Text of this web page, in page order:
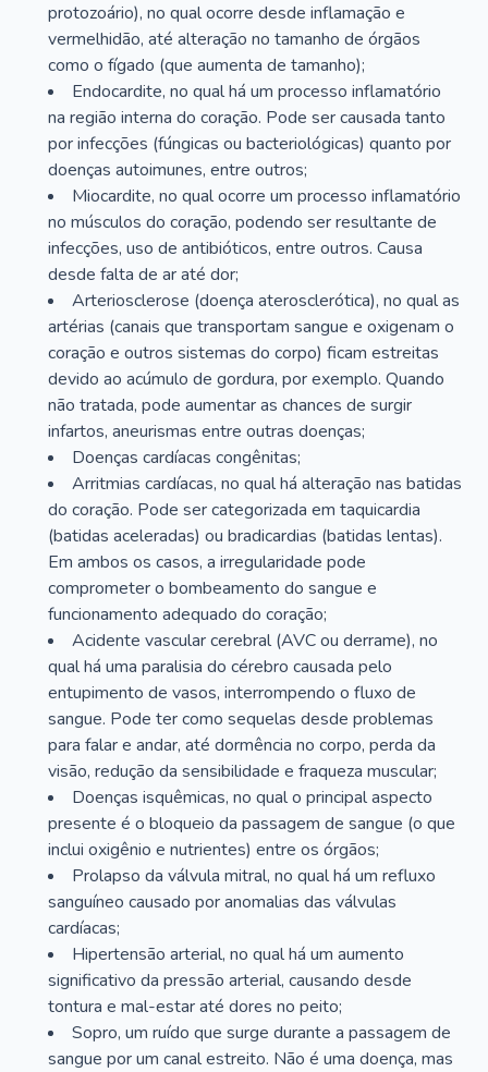
protozoário), no qual ocorre desde inflamação e
vermelhidão, até alteração no tamanho de órgãos
como o fígado (que aumenta de tamanho);
Endocardite, no qual há um processo inflamatório
na região interna do coração. Pode ser causada tanto
por infecções (fúngicas ou bacteriológicas) quanto por
doenças autoimunes, entre outros;
Miocardite, no qual ocorre um processo inflamatório
no músculos do coração, podendo ser resultante de
infecções, uso de antibióticos, entre outros. Causa
desde falta de ar até dor;
Arteriosclerose (doença aterosclerótica), no qual as
artérias (canais que transportam sangue e oxigenam o
coração e outros sistemas do corpo) ficam estreitas
devido ao acúmulo de gordura, por exemplo. Quando
não tratada, pode aumentar as chances de surgir
infartos, aneurismas entre outras doenças;
Doenças cardíacas congênitas;
Arritmias cardíacas, no qual há alteração nas batidas
do coração. Pode ser categorizada em taquicardia
(batidas aceleradas) ou bradicardias (batidas lentas).
Em ambos os casos, a irregularidade pode
comprometer o bombeamento do sangue e
funcionamento adequado do coração;
Acidente vascular cerebral (AVC ou derrame), no
qual há uma paralisia do cérebro causada pelo
entupimento de vasos, interrompendo o fluxo de
sangue. Pode ter como sequelas desde problemas
para falar e andar, até dormência no corpo, perda da
visão, redução da sensibilidade e fraqueza muscular;
Doenças isquêmicas, no qual o principal aspecto
presente é o bloqueio da passagem de sangue (o que
inclui oxigênio e nutrientes) entre os órgãos;
Prolapso da válvula mitral, no qual há um refluxo
sanguíneo causado por anomalias das válvulas
cardíacas;
Hipertensão arterial, no qual há um aumento
significativo da pressão arterial, causando desde
tontura e mal-estar até dores no peito;
Sopro, um ruído que surge durante a passagem de
sangue por um canal estreito. Não é uma doença, mas